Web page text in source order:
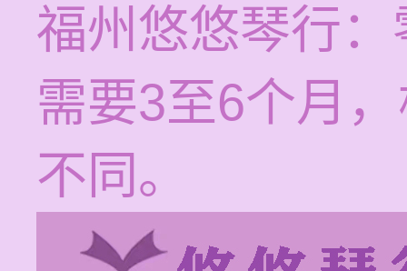
福州悠悠琴行
需要3至6个月
不同。